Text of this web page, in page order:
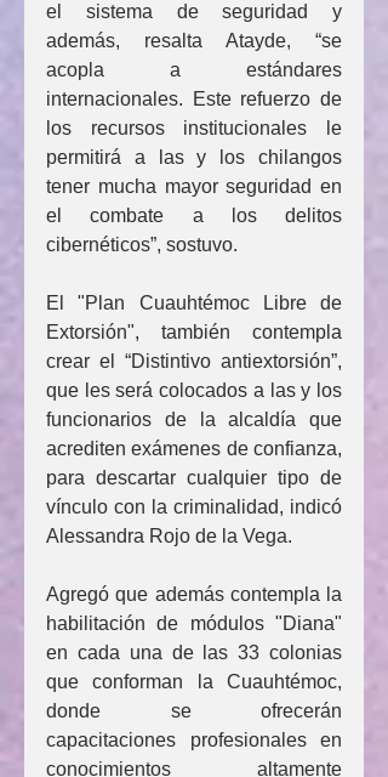
el sistema de seguridad y
además, resalta Atayde, “se
acopla a estándares
internacionales. Este refuerzo de
los recursos institucionales le
permitirá a las y los chilangos
tener mucha mayor seguridad en
el combate a los delitos
cibernéticos”, sostuvo.
El "Plan Cuauhtémoc Libre de
Extorsión", también contempla
crear el “Distintivo antiextorsión”,
que les será colocados a las y los
funcionarios de la alcaldía que
acrediten exámenes de confianza,
para descartar cualquier tipo de
vínculo con la criminalidad, indicó
Alessandra Rojo de la Vega.
Agregó que además contempla la
habilitación de módulos "Diana"
en cada una de las 33 colonias
que conforman la Cuauhtémoc,
donde se ofrecerán
capacitaciones profesionales en
conocimientos altamente